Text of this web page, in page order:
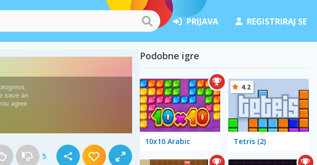
PRIJAVA REGISTRIRAJ SE
5
Podobne igre
10x10 Arabic Tetris (2)
4.2